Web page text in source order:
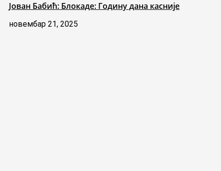
Јован Бабић: Блокаде: Годину дана касније
новембар 21, 2025